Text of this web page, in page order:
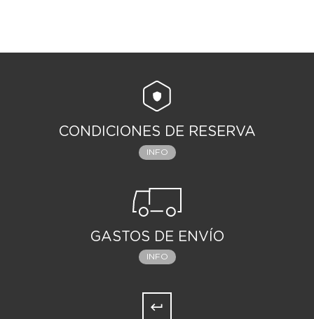
CONDICIONES DE RESERVA
INFO
GASTOS DE ENVÍO
INFO